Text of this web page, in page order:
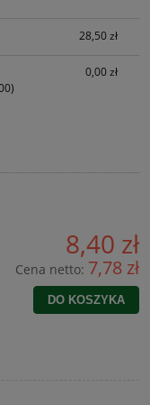
28,50 zł
0,00 zł
8,40 zł
Cena netto: 7,78 zł
DO KOSZYKA